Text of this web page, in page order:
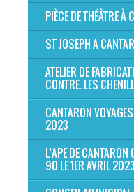
PIÈCE DE THÉÂTRE
ST JOSEPH A
ATELIER DE
CONTRE. LES
CANTARON
2023
L'APE DE
90 LE 1ER AVRIL 2023